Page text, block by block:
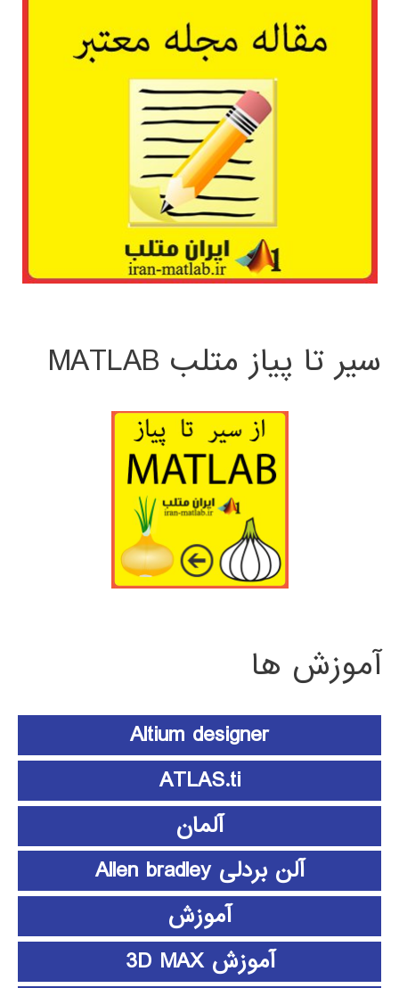
سیر تا پیاز متلب MATLAB
آموزش ها
Altium designer
ATLAS.ti
آلمان
آلن بردلی Allen bradley
آموزش
آموزش 3D MAX